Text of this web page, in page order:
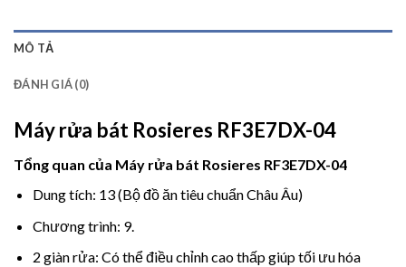
MÔ TẢ
ĐÁNH GIÁ (0)
Máy rửa bát Rosieres RF3E7DX-04
Tổng quan của Máy rửa bát Rosieres RF3E7DX-04
Dung tích: 13 (Bộ đồ ăn tiêu chuẩn Châu Âu)
Chương trình: 9.
2 giàn rửa: Có thể điều chỉnh cao thấp giúp tối ưu hóa